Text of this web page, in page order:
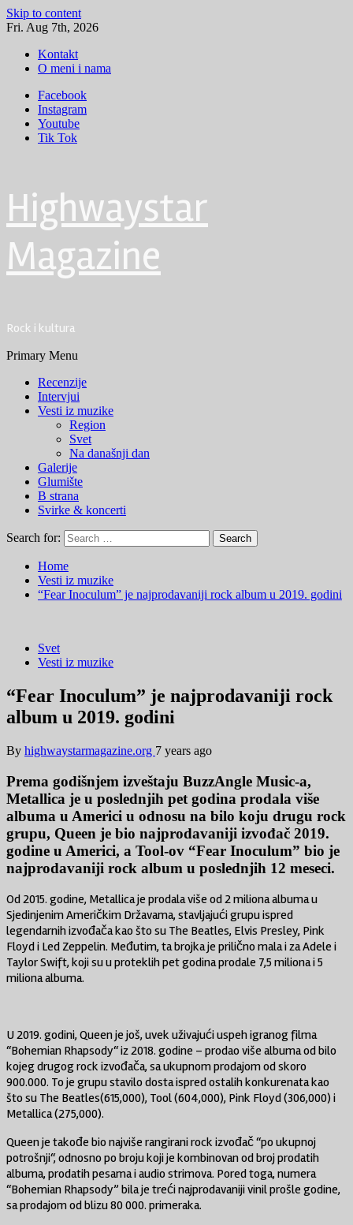
Skip to content
Fri. Aug 7th, 2026
Kontakt
O meni i nama
Facebook
Instagram
Youtube
Tik Tok
Highwaystar
Magazine
Rock i kultura
Primary Menu
Recenzije
Intervjui
Vesti iz muzike
Region
Svet
Na današnji dan
Galerije
Glumište
B strana
Svirke & koncerti
Search for:
Home
Vesti iz muzike
“Fear Inoculum” je najprodavaniji rock album u 2019. godini
Svet
Vesti iz muzike
“Fear Inoculum” je najprodavaniji rock
album u 2019. godini
By highwaystarmagazine.org 7 years ago
Prema godišnjem izveštaju BuzzAngle Music-a,
Metallica je u poslednjih pet godina prodala više
albuma u ​​Americi u odnosu na bilo koju drugu rock
grupu, Queen je bio najprodavaniji izvođač 2019.
godine u Americi, a Tool-ov “Fear Inoculum” bio je
najprodavaniji rock album u poslednjih 12 meseci.
Od 2015. godine, Metallica je prodala više od 2 miliona albuma u ​​
Sjedinjenim Američkim Državama, stavljajući grupu ispred
legendarnih izvođača kao što su The Beatles, Elvis Presley, Pink
Floyd i Led Zeppelin. Međutim, ta brojka je prilično mala i za Adele i
Taylor Swift, koji su u proteklih pet godina prodale 7,5 miliona i 5
miliona albuma.
U 2019. godini, Queen je još, uvek uživajući uspeh igranog filma
“Bohemian Rhapsody“ iz 2018. godine – prodao više albuma od bilo
kojeg drugog rock izvođača, sa ukupnom prodajom od skoro
900.000. To je grupu stavilo dosta ispred ostalih konkurenata kao
što su The Beatles(615,000), Tool (604,000), Pink Floyd (306,000) i
Metallica (275,000).
Queen je takođe bio najviše rangirani rock izvođač “po ukupnoj
potrošnji“, odnosno po broju koji je kombinovan od broj prodatih
albuma, prodatih pesama i audio strimova. Pored toga, numera
“Bohemian Rhapsody” bila je treći najprodavaniji vinil prošle godine,
sa prodajom od blizu 80 000. primeraka.